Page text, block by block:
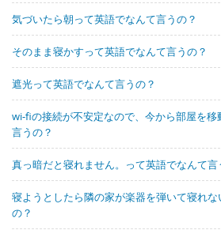
気づいたら朝って英語でなんて言うの？
そのまま寝かすって英語でなんて言うの？
遮光って英語でなんて言うの？
wi-fiの接続が不安定なので、今から部屋を
言うの？
真っ暗だと寝れません。って英語でなんて言
寝ようとしたら隣の家が楽器を弾いて寝れ
の？